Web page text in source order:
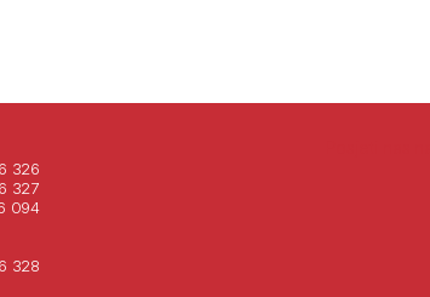
326
327
094
328